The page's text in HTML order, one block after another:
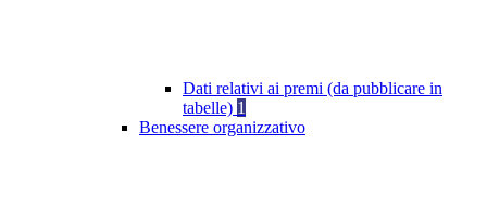
Dati relativi ai premi (da pubblicare in
tabelle) 1
Benessere organizzativo